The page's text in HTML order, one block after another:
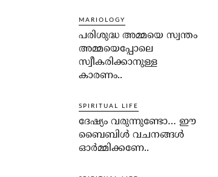
MARIOLOGY
പരിശുദ്ധ അമ്മയെ സ്വന്തം
അമ്മയെപ്പോലെ
സ്വീകരിക്കാനുള്ള
കാരണം..
SPIRITUAL LIFE
ദേഷ്യം വരുന്നുണ്ടോ… ഈ
ബൈബിള്‍ വചനങ്ങള്‍
ഓര്‍മ്മിക്കണേ..